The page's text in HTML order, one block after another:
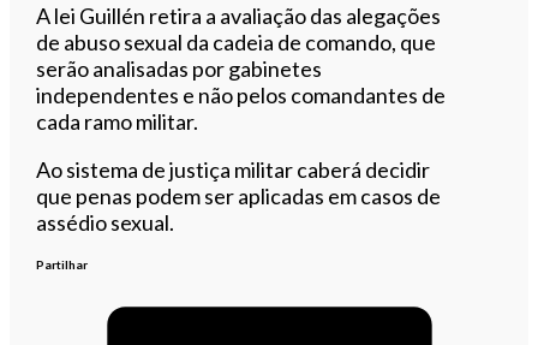
A lei Guillén retira a avaliação das alegações
de abuso sexual da cadeia de comando, que
serão analisadas por gabinetes
independentes e não pelos comandantes de
cada ramo militar.
Ao sistema de justiça militar caberá decidir
que penas podem ser aplicadas em casos de
assédio sexual.
Partilhar